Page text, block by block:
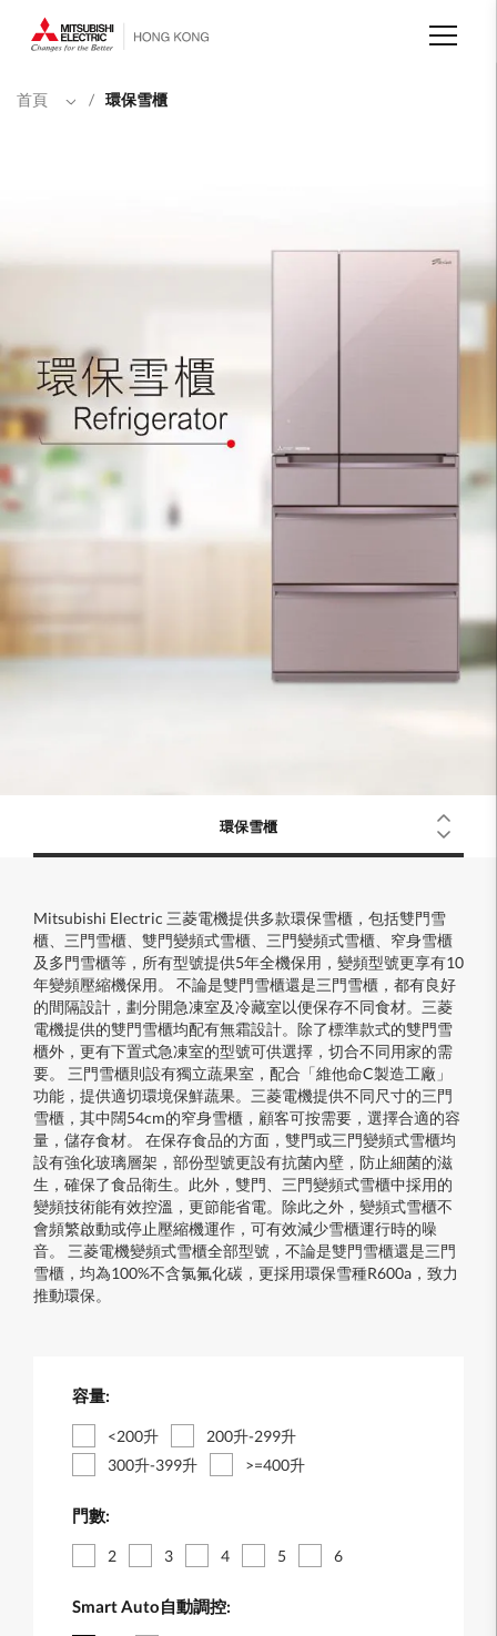
首頁 / 環保雪櫃
環保雪櫃
Mitsubishi Electric 三菱電機提供多款環保雪櫃，包括雙門雪
櫃、三門雪櫃、雙門變頻式雪櫃、三門變頻式雪櫃、窄身雪櫃
及多門雪櫃等，所有型號提供5年全機保用，變頻型號更享有10
年變頻壓縮機保用。 不論是雙門雪櫃還是三門雪櫃，都有良好
的間隔設計，劃分開急凍室及冷藏室以便保存不同食材。三菱
電機提供的雙門雪櫃均配有無霜設計。除了標準款式的雙門雪
櫃外，更有下置式急凍室的型號可供選擇，切合不同用家的需
要。 三門雪櫃則設有獨立蔬果室，配合「維他命C製造工廠」
功能，提供適切環境保鮮蔬果。三菱電機提供不同尺寸的三門
雪櫃，其中闊54cm的窄身雪櫃，顧客可按需要，選擇合適的容
量，儲存食材。 在保存食品的方面，雙門或三門變頻式雪櫃均
設有強化玻璃層架，部份型號更設有抗菌內壁，防止細菌的滋
生，確保了食品衛生。此外，雙門、三門變頻式雪櫃中採用的
變頻技術能有效控溫，更節能省電。除此之外，變頻式雪櫃不
會頻繁啟動或停止壓縮機運作，可有效減少雪櫃運行時的噪
音。 三菱電機變頻式雪櫃全部型號，不論是雙門雪櫃還是三門
雪櫃，均為100%不含氯氟化碳，更採用環保雪種R600a，致力
推動環保。
容量:
<200升
200升-299升
300升-399升
>=400升
門數:
2 3 4 5 6
Smart Auto自動調控: